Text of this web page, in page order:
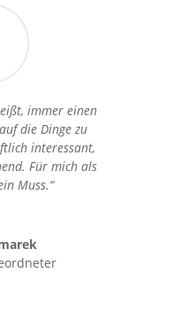
immer einen
die Dinge zu
interessant,
Für mich als
Muss.“